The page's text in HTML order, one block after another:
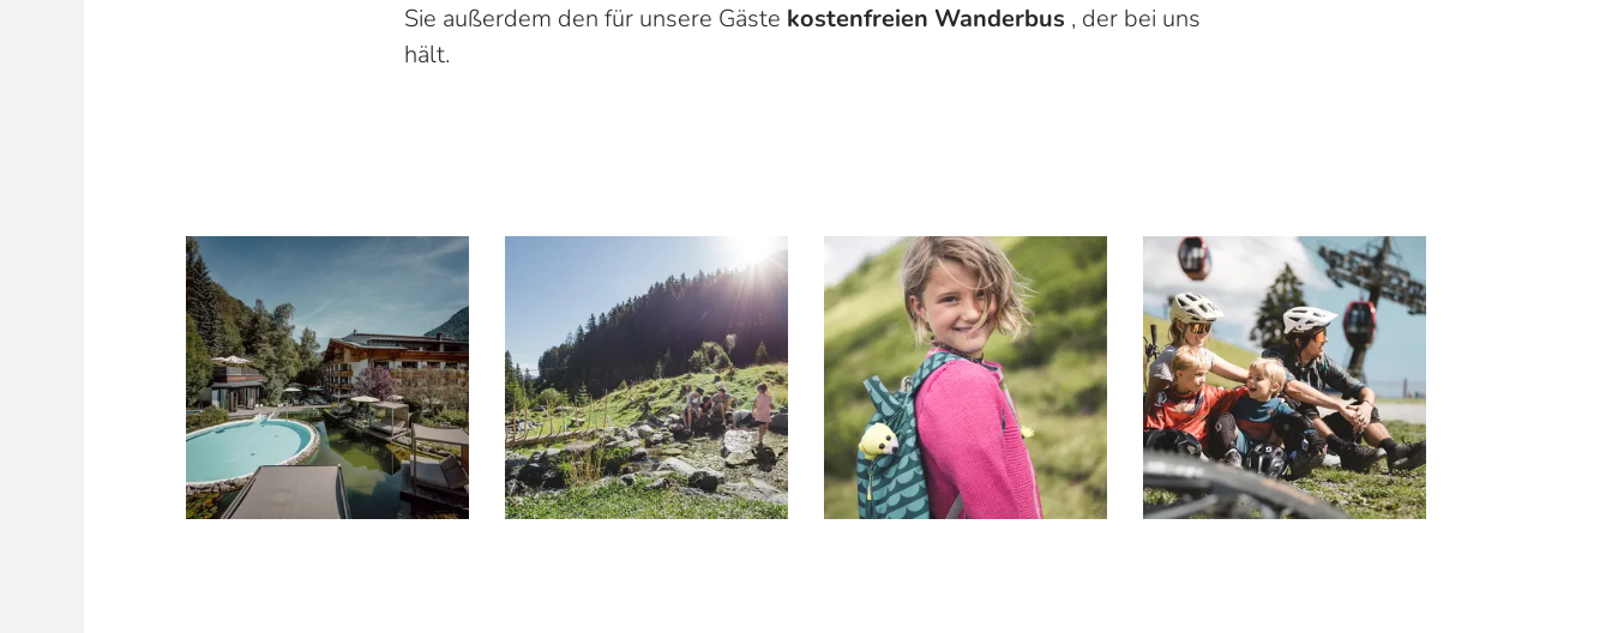
Sie außerdem den für unsere Gäste kostenfreien Wanderbus , der bei uns
hält.